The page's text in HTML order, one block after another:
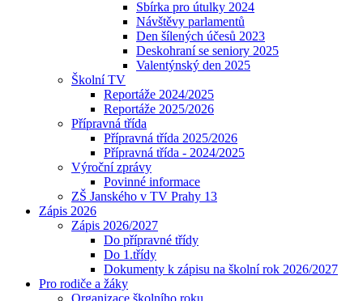
Sbírka pro útulky 2024
Návštěvy parlamentů
Den šílených účesů 2023
Deskohraní se seniory 2025
Valentýnský den 2025
Školní TV
Reportáže 2024/2025
Reportáže 2025/2026
Přípravná třída
Přípravná třída 2025/2026
Přípravná třída - 2024/2025
Výroční zprávy
Povinné informace
ZŠ Janského v TV Prahy 13
Zápis 2026
Zápis 2026/2027
Do přípravné třídy
Do 1.třídy
Dokumenty k zápisu na školní rok 2026/2027
Pro rodiče a žáky
Organizace školního roku